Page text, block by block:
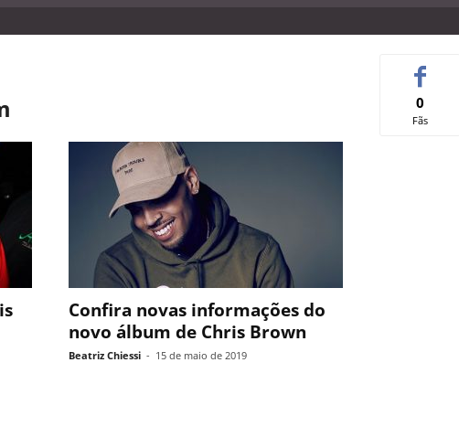
Confira novas informações do
novo álbum de Chris Brown
Beatriz Chiessi - 15 de maio de 2019
0
Fãs